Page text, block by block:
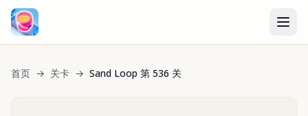
首页 → 关卡 → Sand Loop 第 536 关